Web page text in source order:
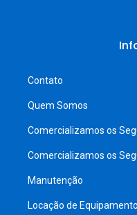
Contato
Quem Somos
Comercializamos os
Comercializamos os
Manutenção
Locação de